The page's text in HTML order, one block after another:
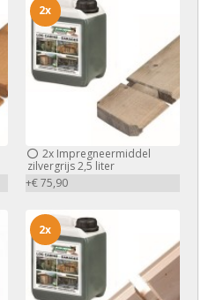
2xImpregneermiddel
zilvergrijs 2,5 liter
+€ 75,90
2x
2x